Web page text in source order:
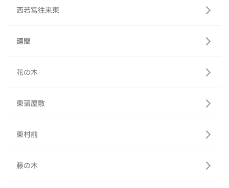
西若宮往来東
廻間
花の木
東蒲屋敷
東村前
藤の木